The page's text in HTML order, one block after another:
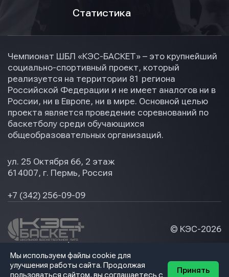
Статистика
Чемпионат ШБЛ «КЭС-БАСКЕТ» – это крупнейший
социально-спортивный проект, который
реализуется на территории 81 региона
Российской Федерации и не имеет аналогов ни в
России, ни в Европе, ни в мире. Основной целью
проекта является проведение соревнований по
баскетболу среди обучающихся
общеобразовательных организаций.
ул. 25 Октября 66, 2 этаж
614007, г. Пермь, Россия
+7 (342) 256-09-09
© КЭС-2026
Политика конфидециальности
Мы используем файлы cookie для
улучшения работы сайта. Продолжая
пользоваться сайтом, вы соглашаетесь с
Принять